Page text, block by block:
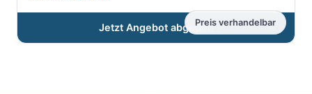
Preis verhandelbar
Jetzt Angebot abgeben